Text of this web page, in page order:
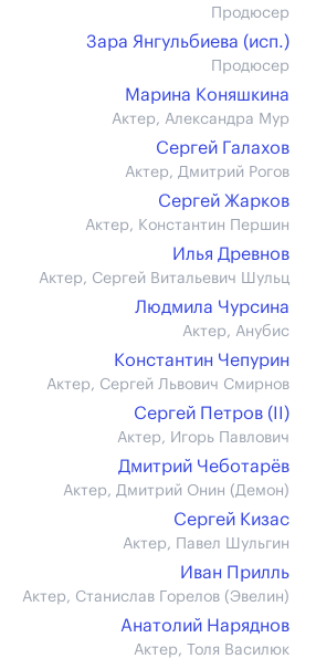
Продюсер
Зара Янгульбиева (иcп.)
Продюсер
Марина Коняшкина
Актер, Александра Мур
Сергей Галахов
Актер, Дмитрий Рогов
Сергей Жарков
Актер, Константин Першин
Илья Древнов
Актер, Сергей Витальевич Шульц
Людмила Чурсина
Актер, Анубис
Константин Чепурин
Актер, Сергей Львович Смирнов
Сергей Петров (II)
Актер, Игорь Павлович
Дмитрий Чеботарёв
Актер, Дмитрий Онин (Демон)
Сергей Кизас
Актер, Павел Шульгин
Иван Прилль
Актер, Станислав Горелов (Эвелин)
Анатолий Наряднов
Актер, Толя Василюк